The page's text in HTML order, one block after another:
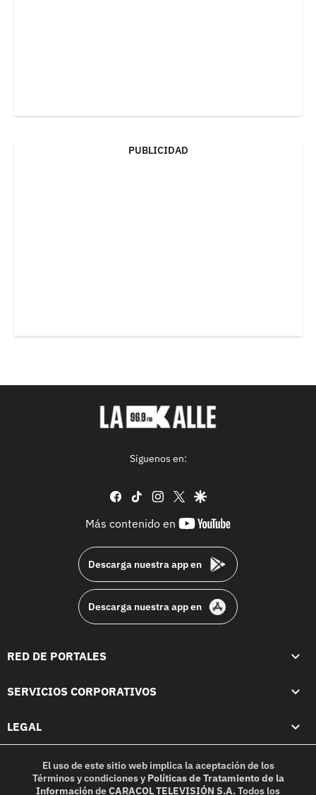
PUBLICIDAD
Síguenos en:
facebook
tiktok instagram
twittergoogle
Más contenido en
youtube-
Descarga nuestra app en
Descarga nuestra app en
RED DE PORTALES
SERVICIOS CORPORATIVOS
LEGAL
El uso de este sitio web implica la aceptación de los
Términos y condicionesy Políticas de Tratamiento de la
InformacióndeCARACOL TELEVISIÓN S.A.Todos los